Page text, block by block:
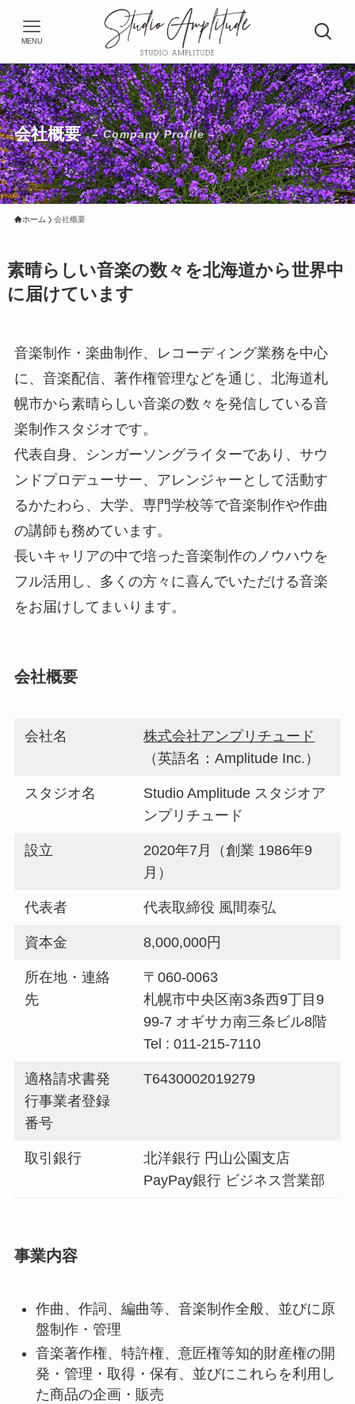
MENU
会社概要 – Company Profile –
ホーム 会社概要
素晴らしい音楽の数々を北海道から世界中
に届けています
音楽制作・楽曲制作、レコーディング業務を中心
に、音楽配信、著作権管理などを通じ、北海道札
幌市から素晴らしい音楽の数々を発信している音
楽制作スタジオです。
代表自身、シンガーソングライターであり、サウ
ンドプロデューサー、アレンジャーとして活動す
るかたわら、大学、専門学校等で音楽制作や作曲
の講師も務めています。
長いキャリアの中で培った音楽制作のノウハウを
フル活用し、多くの方々に喜んでいただける音楽
をお届けしてまいります。
会社概要
会社名
株式会社アンプリチュード
（英語名：Amplitude Inc.）
スタジオ名
Studio Amplitude スタジオア
ンプリチュード
設立
2020年7月（創業 1986年9
月）
代表者 代表取締役 風間泰弘
資本金 8,000,000円
所在地・連絡
先
〒060-0063
札幌市中央区南3条西9丁目9
99-7 オギサカ南三条ビル8階
Tel : 011-215-7110
適格請求書発
行事業者登録
番号
T6430002019279
取引銀行
北洋銀行 円山公園支店
PayPay銀行 ビジネス営業部
事業内容
作曲、作詞、編曲等、音楽制作全般、並びに原
盤制作・管理
音楽著作権、特許権、意匠権等知的財産権の開
発・管理・取得・保有、並びにこれらを利用し
た商品の企画・販売